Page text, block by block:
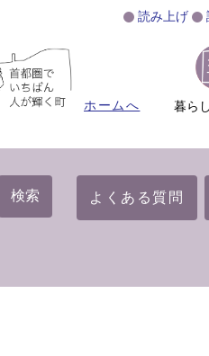
読み上げ
ホームへ 暮ら
検索 よくある質問